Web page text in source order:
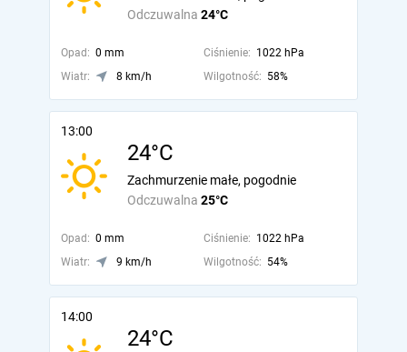
Odczuwalna 24°C
Opad: 0 mm Ciśnienie: 1022 hPa
Wiatr:
8 km/h Wilgotność: 58%
13:00
24°C
Odczuwalna 25°C
Zachmurzenie małe, pogodnie
Opad: 0 mm Ciśnienie: 1022 hPa
Wiatr:
9 km/h Wilgotność: 54%
14:00
24°C